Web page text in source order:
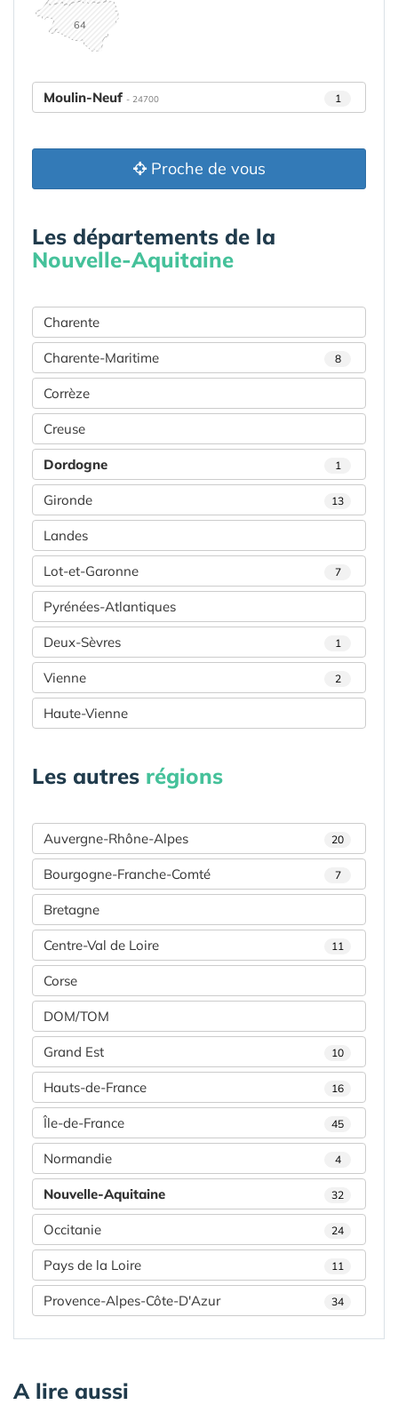
64
Moulin-Neuf - 24700 1
Proche de vous
Les départements de la
Nouvelle-Aquitaine
Charente
Charente-Maritime 8
Corrèze
Creuse
Dordogne 1
Gironde 13
Landes
Lot-et-Garonne 7
Pyrénées-Atlantiques
Deux-Sèvres 1
Vienne 2
Haute-Vienne
Les autres régions
Auvergne-Rhône-Alpes 20
Bourgogne-Franche-Comté 7
Bretagne
Centre-Val de Loire 11
Corse
DOM/TOM
Grand Est 10
Hauts-de-France 16
Île-de-France 45
Normandie 4
Nouvelle-Aquitaine 32
Occitanie 24
Pays de la Loire 11
Provence-Alpes-Côte-D'Azur 34
A lire aussi